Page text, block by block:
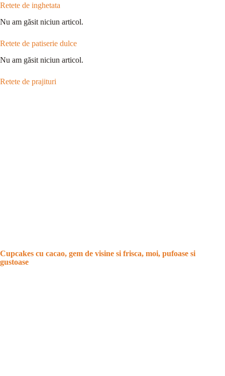
Retete de inghetata
Nu am găsit niciun articol.
Retete de patiserie dulce
Nu am găsit niciun articol.
Retete de prajituri
Cupcakes cu cacao, gem de visine si frisca, moi, pufoase si
gustoase